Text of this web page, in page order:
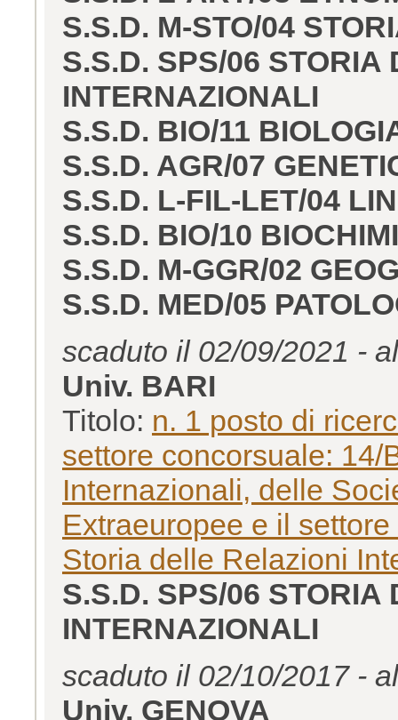
S.S.D. M-STO/04
S.S.D. SPS/06
INTERNAZIONALI
S.S.D. BIO/11
S.S.D. AGR/07
S.S.D. L-FIL-LET/04
S.S.D. BIO/10
S.S.D. M-GGR/02
S.S.D. MED/05
scaduto il 02/09/2021 -
Univ. BARI
Titolo: n. 1 posto di
settore concorsuale:
Internazionali, delle
Extraeuropee e il
Storia delle Relazioni
S.S.D. SPS/06
INTERNAZIONALI
scaduto il 02/10/2017 -
Univ. GENOVA